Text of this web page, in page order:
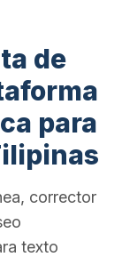
de
para
corrector
texto